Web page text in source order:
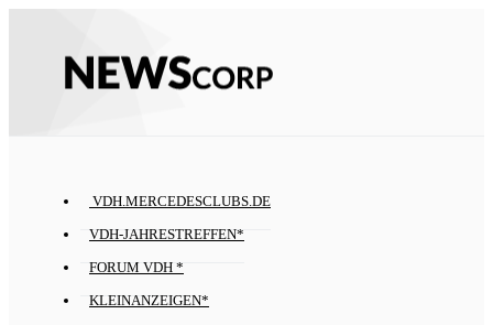
VDH.MERCEDESCLUBS.DE
VDH-JAHRESTREFFEN*
FORUM VDH *
KLEINANZEIGEN*